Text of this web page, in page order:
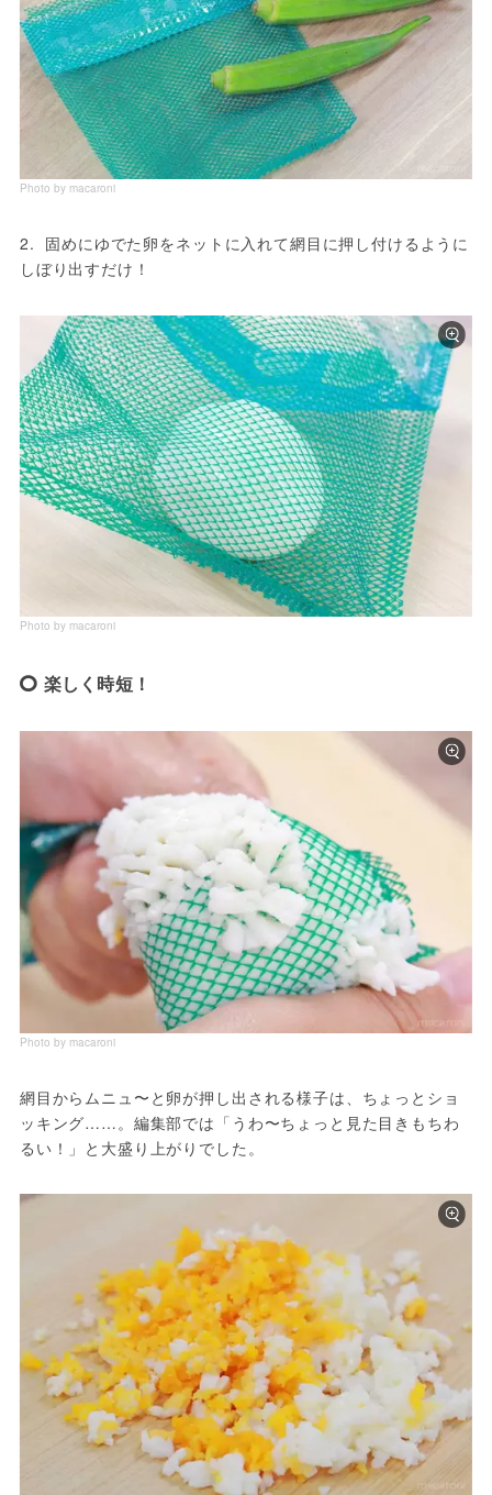
Photo by macaroni
2.  固めにゆでた卵をネットに入れて網目に押し付けるように
しぼり出すだけ！
Photo by macaroni
楽しく時短！
Photo by macaroni
網目からムニュ〜と卵が押し出される様子は、ちょっとショ
ッキング……。編集部では「うわ〜ちょっと見た目きもちわ
るい！」と大盛り上がりでした。